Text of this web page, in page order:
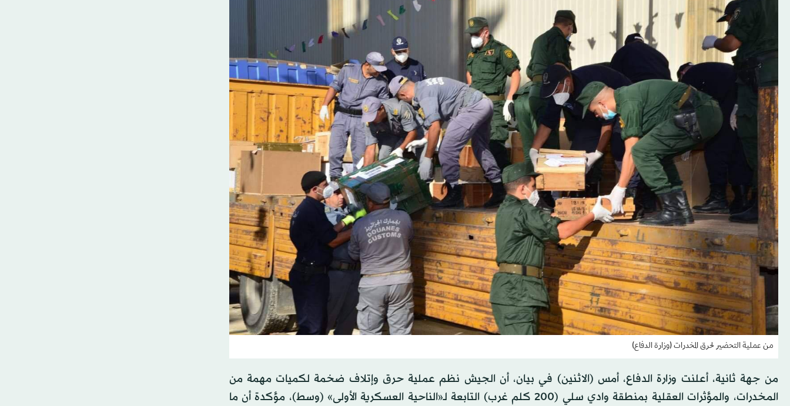
من عملية التحضير لحرق المخدرات (وزارة الدفاع)
من جهة ثانية، أعلنت وزارة الدفاع، أمس (الاثنين) في بيان، أن الجيش نظم عملية حرق وإتلاف ضخمة لكميات مهمة من
المخدرات، والمؤثرات العقلية بمنطقة وادي سلي (200 كلم غرب) التابعة لـ«الناحية العسكرية الأولى» (وسط)، مؤكدة أن ما